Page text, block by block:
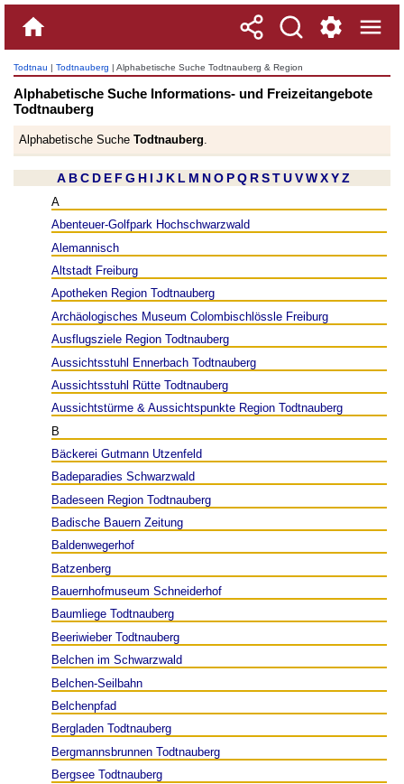
Todtnau | Todtnauberg | Alphabetische Suche Todtnauberg & Region
Alphabetische Suche Informations- und Freizeitangebote
Todtnauberg
Alphabetische Suche Todtnauberg.
A BC D E F G H I J K L M NO PQ RSTUVWXYZ
A
Abenteuer-Golfpark Hochschwarzwald
Alemannisch
Altstadt Freiburg
Apotheken Region Todtnauberg
Archäologisches Museum Colombischlössle Freiburg
Ausflugsziele Region Todtnauberg
Aussichtsstuhl Ennerbach Todtnauberg
Aussichtsstuhl Rütte Todtnauberg
Aussichtstürme & Aussichtspunkte Region Todtnauberg
B
Bäckerei Gutmann Utzenfeld
Badeparadies Schwarzwald
Badeseen Region Todtnauberg
Badische Bauern Zeitung
Baldenwegerhof
Batzenberg
Bauernhofmuseum Schneiderhof
Baumliege Todtnauberg
Beeriwieber Todtnauberg
Belchen im Schwarzwald
Belchen-Seilbahn
Belchenpfad
Bergladen Todtnauberg
Bergmannsbrunnen Todtnauberg
Bergsee Todtnauberg